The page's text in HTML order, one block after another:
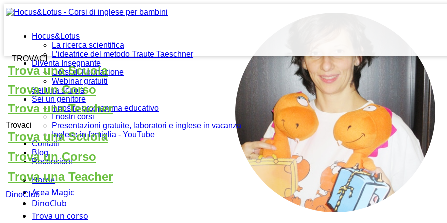
Hocus&Lotus
La ricerca scientifica
L’ideatrice del metodo Traute Taeschner
Diventa Insegnante
Corsi di Formazione
Webinar gratuiti
Sei una scuola
Sei un genitore
Il nostro programma educativo
I nostri corsi
Presentazioni gratuite, laboratori e inglese in vacanza
Inglese in famiglia - YouTube
Contatti
Blog
Recensioni
Home
Area Magic
DinoClub
Trova un corso
TROVACI
Trova una Scuola
Trova un Corso
Trova una Teacher
Trovaci
Trova una Scuola
Trova un Corso
Trova una Teacher
DinoClub